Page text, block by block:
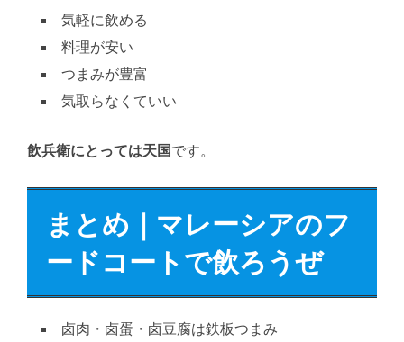
気軽に飲める
料理が安い
つまみが豊富
気取らなくていい
飲兵衛にとっては天国です。
まとめ｜マレーシアのフ
ードコートで飲ろうぜ
卤肉・卤蛋・卤豆腐は鉄板つまみ